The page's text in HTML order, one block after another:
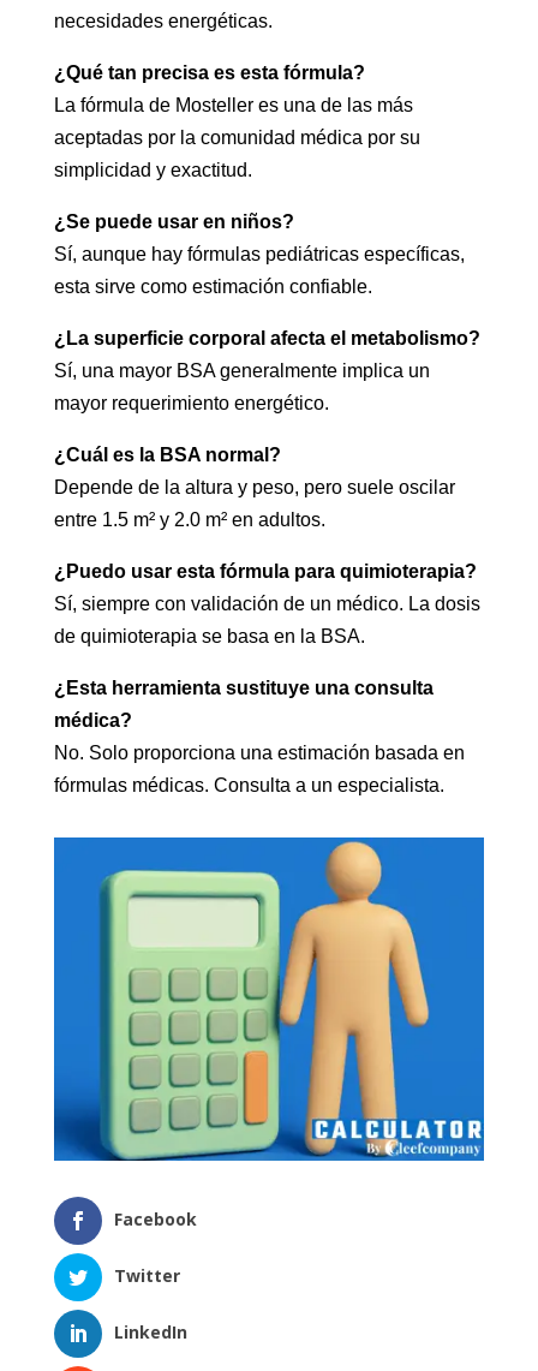
necesidades energéticas.
¿Qué tan precisa es esta fórmula?
La fórmula de Mosteller es una de las más
aceptadas por la comunidad médica por su
simplicidad y exactitud.
¿Se puede usar en niños?
Sí, aunque hay fórmulas pediátricas específicas,
esta sirve como estimación confiable.
¿La superficie corporal afecta el metabolismo?
Sí, una mayor BSA generalmente implica un
mayor requerimiento energético.
¿Cuál es la BSA normal?
Depende de la altura y peso, pero suele oscilar
entre 1.5 m² y 2.0 m² en adultos.
¿Puedo usar esta fórmula para quimioterapia?
Sí, siempre con validación de un médico. La dosis
de quimioterapia se basa en la BSA.
¿Esta herramienta sustituye una consulta
médica?
No. Solo proporciona una estimación basada en
fórmulas médicas. Consulta a un especialista.
Facebook
Twitter
LinkedIn